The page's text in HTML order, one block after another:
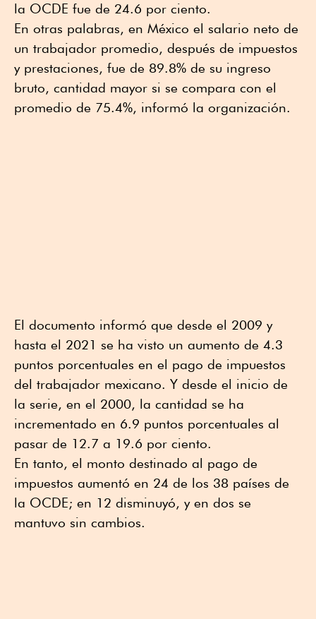
la OCDE fue de 24.6 por ciento.
En otras palabras, en México el salario neto de
un trabajador promedio, después de impuestos
y prestaciones, fue de 89.8% de su ingreso
bruto, cantidad mayor si se compara con el
promedio de 75.4%, informó la organización.
El documento informó que desde el 2009 y
hasta el 2021 se ha visto un aumento de 4.3
puntos porcentuales en el pago de impuestos
del trabajador mexicano. Y desde el inicio de
la serie, en el 2000, la cantidad se ha
incrementado en 6.9 puntos porcentuales al
pasar de 12.7 a 19.6 por ciento.
En tanto, el monto destinado al pago de
impuestos aumentó en 24 de los 38 países de
la OCDE; en 12 disminuyó, y en dos se
mantuvo sin cambios.